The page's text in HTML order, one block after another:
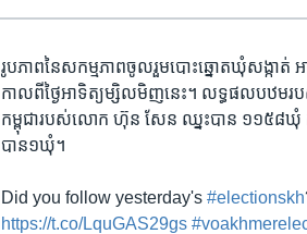
រូបភាពនៃ​សកម្មភាព​ចូលរួម​បោះឆ្នោត​ឃុំសង្កាត់​
កាលពីថ្ងៃអាទិត្យម្សិលមិញ​នេះ។ លទ្ធផល​បឋមរ
កម្ពុជា​របស់​លោក ហ៊ុន សែន ឈ្នះបាន​ ១១៥៨ឃុំ
បាន១ឃុំ។
Did you follow yesterday's #electionskh
https://t.co/LquGAS29gs​